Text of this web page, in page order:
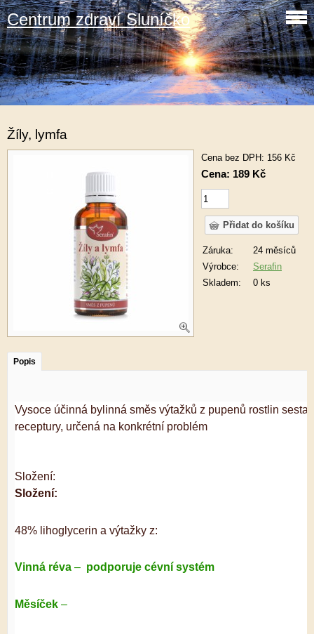
Centrum zdraví Sluníčko
Žíly, lymfa
Cena bez DPH: 156 Kč
Cena: 189 Kč
Záruka:
24 měsíců
Výrobce:
Serafin
Skladem:
0 ks
Popis
Vysoce účinná bylinná směs výtažků z pupenů rostlin
receptury, určená na konkrétní problém
Složení:
Složení:
48% lihoglycerin a výtažky z:
Vinná réva – podporuje cévní systém
Měsíček –